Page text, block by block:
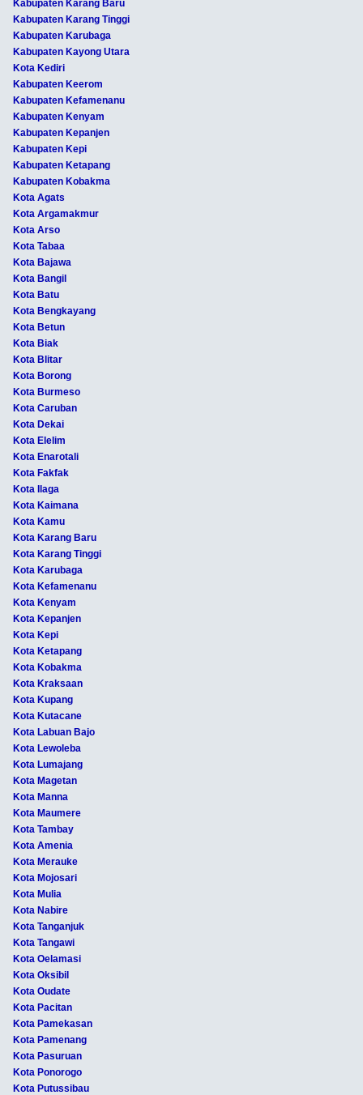
Kabupaten Karang Baru
Kabupaten Karang Tinggi
Kabupaten Karubaga
Kabupaten Kayong Utara
Kota Kediri
Kabupaten Keerom
Kabupaten Kefamenanu
Kabupaten Kenyam
Kabupaten Kepanjen
Kabupaten Kepi
Kabupaten Ketapang
Kabupaten Kobakma
Kota Agats
Kota Argamakmur
Kota Arso
Kota Tabaa
Kota Bajawa
Kota Bangil
Kota Batu
Kota Bengkayang
Kota Betun
Kota Biak
Kota Blitar
Kota Borong
Kota Burmeso
Kota Caruban
Kota Dekai
Kota Elelim
Kota Enarotali
Kota Fakfak
Kota Ilaga
Kota Kaimana
Kota Kamu
Kota Karang Baru
Kota Karang Tinggi
Kota Karubaga
Kota Kefamenanu
Kota Kenyam
Kota Kepanjen
Kota Kepi
Kota Ketapang
Kota Kobakma
Kota Kraksaan
Kota Kupang
Kota Kutacane
Kota Labuan Bajo
Kota Lewoleba
Kota Lumajang
Kota Magetan
Kota Manna
Kota Maumere
Kota Tambay
Kota Amenia
Kota Merauke
Kota Mojosari
Kota Mulia
Kota Nabire
Kota Tanganjuk
Kota Tangawi
Kota Oelamasi
Kota Oksibil
Kota Oudate
Kota Pacitan
Kota Pamekasan
Kota Pamenang
Kota Pasuruan
Kota Ponorogo
Kota Putussibau